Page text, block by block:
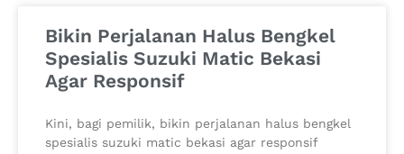
Bikin Perjalanan Halus Bengkel
Spesialis Suzuki Matic Bekasi
Agar Responsif
Kini, bagi pemilik, bikin perjalanan halus bengkel
spesialis suzuki matic bekasi agar responsif